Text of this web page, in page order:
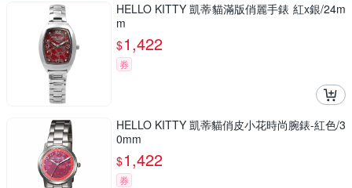
HELLO KITTY 凱蒂貓滿版俏麗手錶 紅x銀/24m
m
$1,422
券
HELLO KITTY 凱蒂貓俏皮小花時尚腕錶-紅色/3
0mm
$1,422
券